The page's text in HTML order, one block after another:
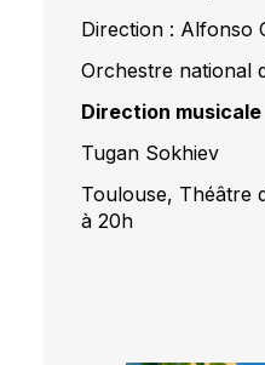
Direction : Alfonso
Orchestre national
Direction musicale
Tugan Sokhiev
Toulouse, Théâtre
à 20h